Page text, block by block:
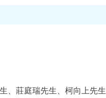
、莊庭瑞先生、柯向上先生